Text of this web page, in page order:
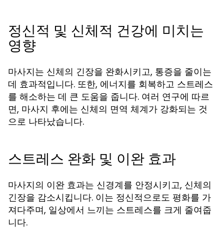
정신적 및 신체적 건강에 미치는
영향
마사지는 신체의 긴장을 완화시키고, 통증을 줄이는
데 효과적입니다. 또한, 에너지를 회복하고 스트레스
를 해소하는 데 큰 도움을 줍니다. 여러 연구에 따르
면, 마사지 후에는 신체의 면역 체계가 강화되는 것
으로 나타났습니다.
스트레스 완화 및 이완 효과
마사지의 이완 효과는 신경계를 안정시키고, 신체의
긴장을 감소시킵니다. 이는 정신적으로도 평화를 가
져다주며, 일상에서 느끼는 스트레스를 크게 줄여줍
니다.